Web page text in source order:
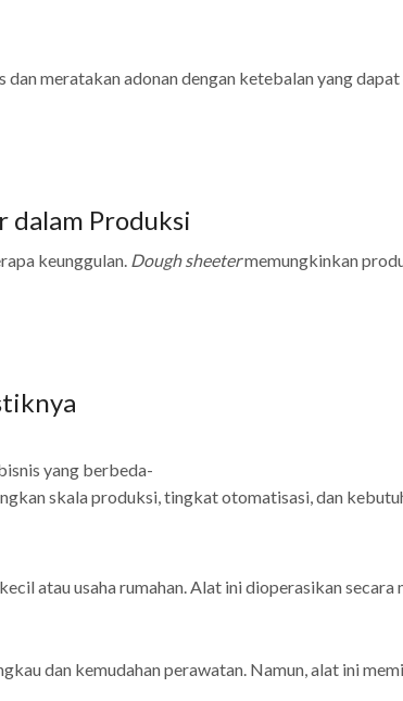
dan meratakan adonan dengan ketebalan yang
dalam Produksi
keunggulan. Dough sheetermemungkinkan
yang berbeda-
skala produksi, tingkat otomatisasi, dan
atau usaha rumahan. Alat ini dioperasikan
dan kemudahan perawatan. Namun, alat ini